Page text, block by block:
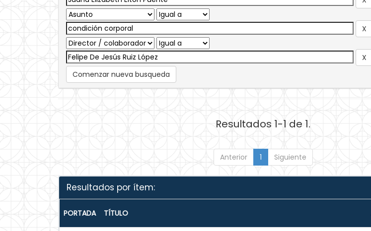
Comenzar nueva busqueda
Resultados 1-1 de 1.
Anterior 1 Siguiente
Resultados por ítem:
PORTADA TÍTULO